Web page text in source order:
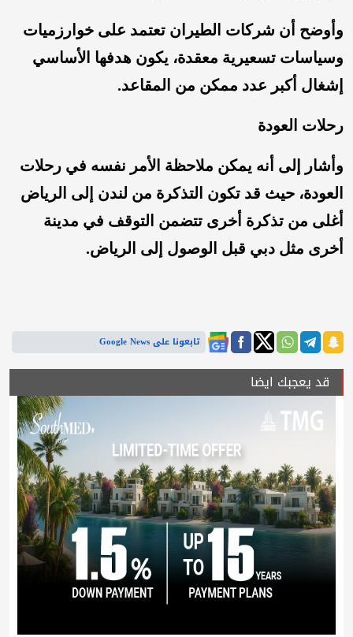
وأوضح أن شركات الطيران تعتمد على خوارزميات
وسياسات تسعيرية معقدة، يكون هدفها الأساسي
إشغال أكبر عدد ممكن من المقاعد.
رحلات العودة
وأشار إلى أنه يمكن ملاحظة الأمر نفسه في رحلات
العودة، حيث قد تكون التذكرة من لندن إلى الرياض
أغلى من تذكرة أخرى تتضمن التوقف في مدينة
أخرى مثل دبي قبل الوصول إلى الرياض.
تابعونا على Google News
قد يعجبك ايضا